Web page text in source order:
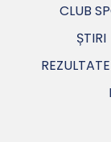
CLUB
ȘTIRI
REZULTATE